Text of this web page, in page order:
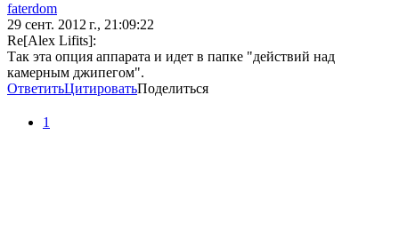
faterdom
29 сент. 2012 г., 21:09:22
Re[Alex Lifits]:
Так эта опция аппарата и идет в папке "действий над
камерным джипегом".
ОтветитьЦитироватьПоделиться
1